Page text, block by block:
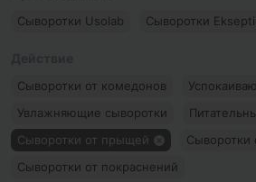
Сыворотки Usolab Сыворотки
Сыворотки от комедонов
Увлажняющие сыворотки
Сыворотки от прыщей
Сыворотки
Сыворотки от покраснений